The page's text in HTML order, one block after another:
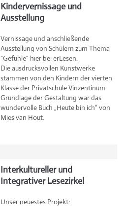
Kindervernissage und
Ausstellung
Vernissage und anschließende
Ausstellung von Schülern zum Thema
"Gefühle" hier bei erLesen.
Die ausdrucksvollen Kunstwerke
stammen von den Kindern der vierten
Klasse der Privatschule Vinzentinum.
Grundlage der Gestaltung war das
wundervolle Buch „Heute bin ich“ von
Mies van Hout.
Interkultureller und
Integrativer Lesezirkel
Unser neuestes Projekt: